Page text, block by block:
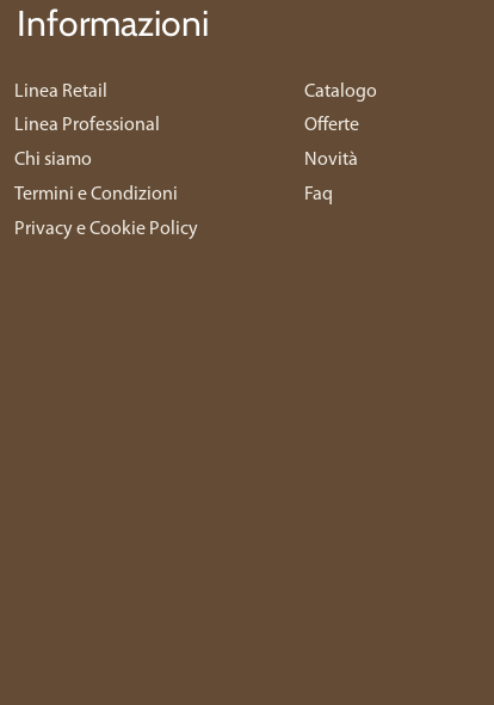
Informazioni
Linea Retail
Linea Professional
Chi siamo
Termini e Condizioni
Privacy e Cookie Policy
Catalogo
Offerte
Novità
Faq